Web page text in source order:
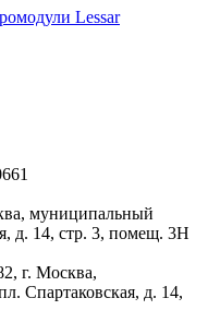
Lessar
муниципальный
д. 14, стр. 3, помещ. 3Н
г. Москва,
Спартаковская, д. 14,